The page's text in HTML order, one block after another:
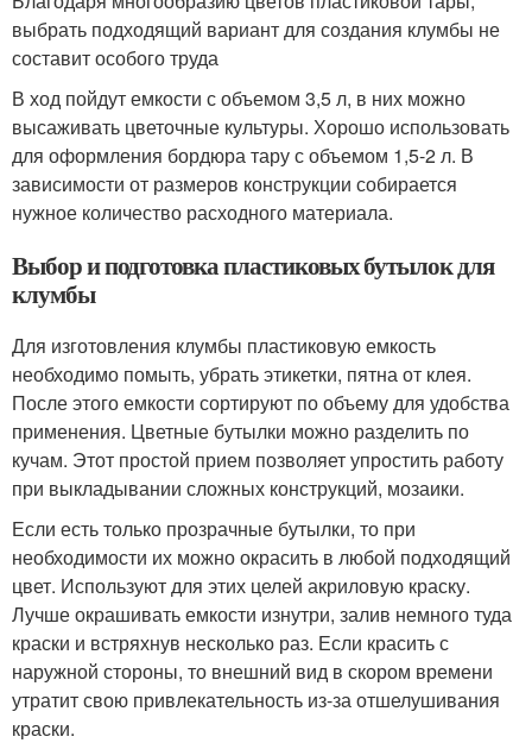
выбрать подходящий вариант для создания клумбы не
составит особого труда
В ход пойдут емкости с объемом 3,5 л, в них можно
высаживать цветочные культуры. Хорошо использовать
для оформления бордюра тару с объемом 1,5-2 л. В
зависимости от размеров конструкции собирается
нужное количество расходного материала.
Выбор и подготовка пластиковых бутылок для
клумбы
Для изготовления клумбы пластиковую емкость
необходимо помыть, убрать этикетки, пятна от клея.
После этого емкости сортируют по объему для удобства
применения. Цветные бутылки можно разделить по
кучам. Этот простой прием позволяет упростить работу
при выкладывании сложных конструкций, мозаики.
Если есть только прозрачные бутылки, то при
необходимости их можно окрасить в любой подходящий
цвет. Используют для этих целей акриловую краску.
Лучше окрашивать емкости изнутри, залив немного туда
краски и встряхнув несколько раз. Если красить с
наружной стороны, то внешний вид в скором времени
утратит свою привлекательность из-за отшелушивания
краски.